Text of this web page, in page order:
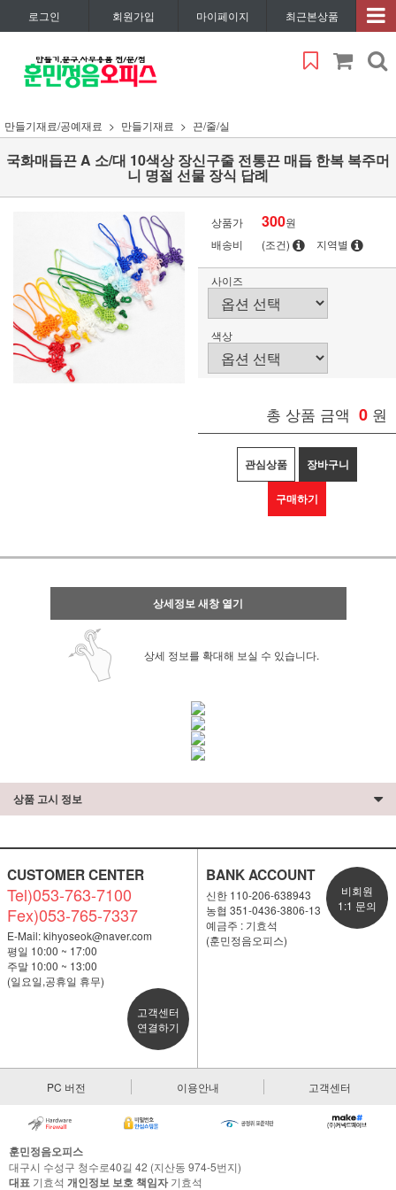
로그인 회원가입 마이페이지 최근본상품
만들기재료/공예재료 만들기재료 끈/줄/실
국화매듭끈 A 소/대 10색상 장신구줄 전통끈 매듭 한복 복주머
니 명절 선물 장식 답례
상품가 300원
배송비
(조건) 지역별
사이즈
색상
총 상품 금액 0 원
관심상품 장바구니
구매하기
상세정보 새창 열기
상세 정보를 확대해 보실 수 있습니다.
상품 고시 정보
CUSTOMER CENTER
Tel)053-763-7100
Fex)053-765-7337
E-Mail:kihyoseok@naver.com
평일 10:00 ~ 17:00
주말 10:00 ~ 13:00
(일요일,공휴일 휴무)
고객센터
연결하기
BANK ACCOUNT
신한 110-206-638943
농협 351-0436-3806-13
예금주 : 기효석
(훈민정음오피스)
비회원
1:1 문의
PC 버전 이용안내 고객센터
훈민정음오피스
대구시 수성구 청수로40길 42 (지산동 974-5번지)
대표 기효석 개인정보 보호 책임자기효석